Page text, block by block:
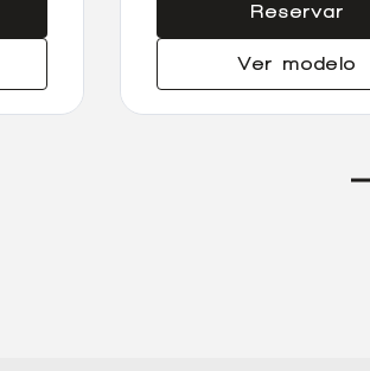
Reservar
Ver modelo